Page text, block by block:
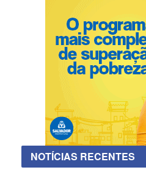
NOTÍCIAS RECENTES